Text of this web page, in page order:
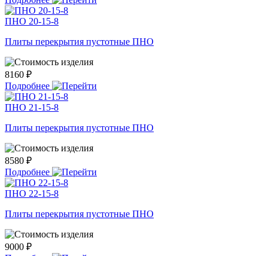
ПНО 20-15-8
Плиты перекрытия пустотные ПНО
8160 ₽
Подробнее
ПНО 21-15-8
Плиты перекрытия пустотные ПНО
8580 ₽
Подробнее
ПНО 22-15-8
Плиты перекрытия пустотные ПНО
9000 ₽